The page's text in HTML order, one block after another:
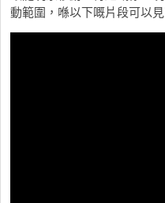
動範圍，喺以下嘅片段可以